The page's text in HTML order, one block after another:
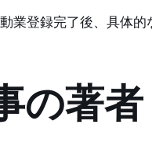
業登録完了後、具体
の著者